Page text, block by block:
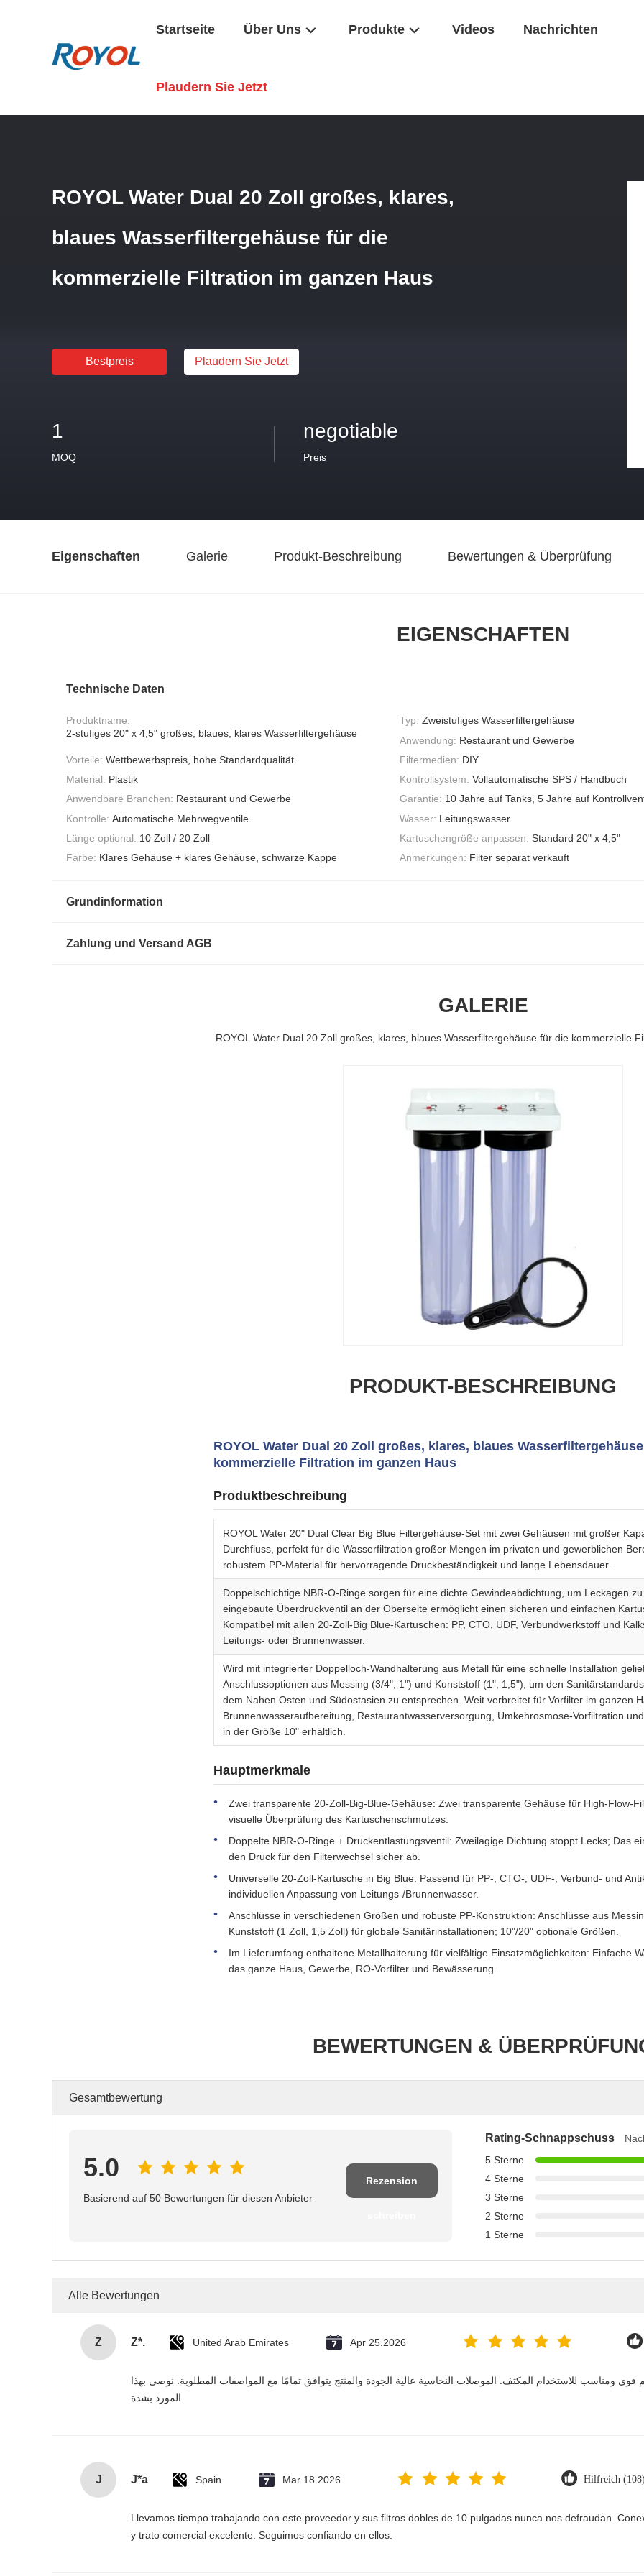
Startseite Über Uns Produkte Videos Nachrichten
Plaudern Sie Jetzt
ROYOL Water Dual 20 Zoll großes, klares,
blaues Wasserfiltergehäuse für die
kommerzielle Filtration im ganzen Haus
Bestpreis Plaudern Sie Jetzt
1
MOQ
negotiable
Preis
Eigenschaften Galerie Produkt-Beschreibung Bewertungen & Überprüfung
EIGENSCHAFTEN
Technische Daten
Produktname:
2-stufiges 20" x 4,5" großes, blaues, klares Wasserfiltergehäuse
Typ: Zweistufiges Wasserfiltergehäuse
Anwendung: Restaurant und Gewerbe
Vorteile: Wettbewerbspreis, hohe Standardqualität Filtermedien: DIY
Material: Plastik Kontrollsystem: Vollautomatische SPS / Handbuch
Anwendbare Branchen: Restaurant und Gewerbe Garantie: 10 Jahre auf Tanks, 5 Jahre auf
Kontrolle: Automatische Mehrwegventile Wasser: Leitungswasser
Länge optional: 10 Zoll / 20 Zoll Kartuschengröße anpassen: Standard 20" x 4,5"
Farbe: Klares Gehäuse + klares Gehäuse, schwarze Kappe Anmerkungen: Filter separat verkauft
Grundinformation
Zahlung und Versand AGB
GALERIE
ROYOL Water Dual 20 Zoll großes, klares, blaues Wasserfiltergehäuse für die kommerzielle
PRODUKT-BESCHREIBUNG
ROYOL Water Dual 20 Zoll großes, klares, blaues
kommerzielle Filtration im ganzen Haus
Produktbeschreibung
ROYOL Water 20" Dual Clear Big Blue Filtergehäuse-Set mit zwei Gehäusen mit großer
Durchfluss, perfekt für die Wasserfiltration großer Mengen im privaten und gewerblichen
robustem PP-Material für hervorragende Druckbeständigkeit und lange Lebensdauer.
Doppelschichtige NBR-O-Ringe sorgen für eine dichte Gewindeabdichtung, um Leckagen
eingebaute Überdruckventil an der Oberseite ermöglicht einen sicheren und einfachen
Kompatibel mit allen 20-Zoll-Big Blue-Kartuschen: PP, CTO, UDF, Verbundwerkstoff und
Leitungs- oder Brunnenwasser.
Wird mit integrierter Doppelloch-Wandhalterung aus Metall für eine schnelle Installation
Anschlussoptionen aus Messing (3/4", 1") und Kunststoff (1", 1,5"), um den
dem Nahen Osten und Südostasien zu entsprechen. Weit verbreitet für Vorfilter im ganzen
Brunnenwasseraufbereitung, Restaurantwasserversorgung, Umkehrosmose-Vorfiltration
in der Größe 10" erhältlich.
Hauptmerkmale
Zwei transparente 20-Zoll-Big-Blue-Gehäuse: Zwei transparente Gehäuse für High-Flow-
visuelle Überprüfung des Kartuschenschmutzes.
Doppelte NBR-O-Ringe + Druckentlastungsventil: Zweilagige Dichtung stoppt Lecks; Das
den Druck für den Filterwechsel sicher ab.
Universelle 20-Zoll-Kartusche in Big Blue: Passend für PP-, CTO-, UDF-, Verbund- und
individuellen Anpassung von Leitungs-/Brunnenwasser.
Anschlüsse in verschiedenen Größen und robuste PP-Konstruktion: Anschlüsse aus
Kunststoff (1 Zoll, 1,5 Zoll) für globale Sanitärinstallationen; 10"/20" optionale Größen.
Im Lieferumfang enthaltene Metallhalterung für vielfältige Einsatzmöglichkeiten: Einfache
das ganze Haus, Gewerbe, RO-Vorfilter und Bewässerung.
BEWERTUNGEN &
Gesamtbewertung
5.0
Basierend auf 50 Bewertungen für diesen Anbieter
Rezension
Rating-Schnappschuss
5 Sterne
4 Sterne
3 Sterne
2 Sterne
1 Sterne
Alle Bewertungen
Z Z*. United Arab Emirates Apr 25.2026
قوي ومناسب للاستخدام المكثف. الموصلات النحاسية عالية الجودة والمنتج يتوافق تمامًا مع المواصفات المطلوبة. نوصي بهذا
المورد بشدة.
J J*a Spain Mar 18.2026 Hilfreich
Llevamos tiempo trabajando con este proveedor y sus filtros dobles de 10 pulgadas nunca nos defraudan.
y trato comercial excelente. Seguimos confiando en ellos.